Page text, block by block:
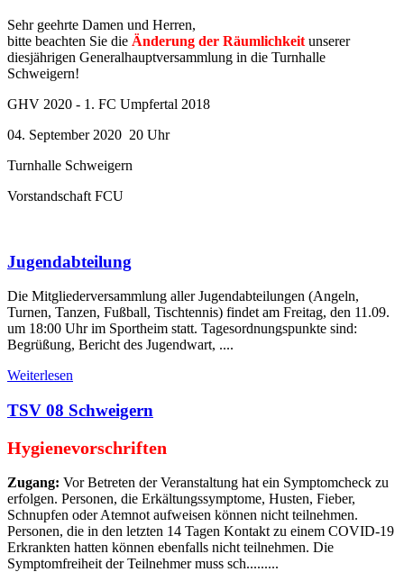
Sehr geehrte Damen und Herren,
bitte beachten Sie die Änderung der Räumlichkeit unserer
diesjährigen Generalhauptversammlung in die Turnhalle
Schweigern!
GHV 2020 - 1. FC Umpfertal 2018
04. September 2020 20 Uhr
Turnhalle Schweigern
Vorstandschaft FCU
Jugendabteilung
Die Mitgliederversammlung aller Jugendabteilungen (Angeln,
Turnen, Tanzen, Fußball, Tischtennis) findet am Freitag, den 11.09.
um 18:00 Uhr im Sportheim statt. Tagesordnungspunkte sind:
Begrüßung, Bericht des Jugendwart, ....
Weiterlesen
TSV 08 Schweigern
Hygienevorschriften
Zugang: Vor Betreten der Veranstaltung hat ein Symptomcheck zu
erfolgen. Personen, die Erkältungssymptome, Husten, Fieber,
Schnupfen oder Atemnot aufweisen können nicht teilnehmen.
Personen, die in den letzten 14 Tagen Kontakt zu einem COVID-19
Erkrankten hatten können ebenfalls nicht teilnehmen. Die
Symptomfreiheit der Teilnehmer muss sch.........